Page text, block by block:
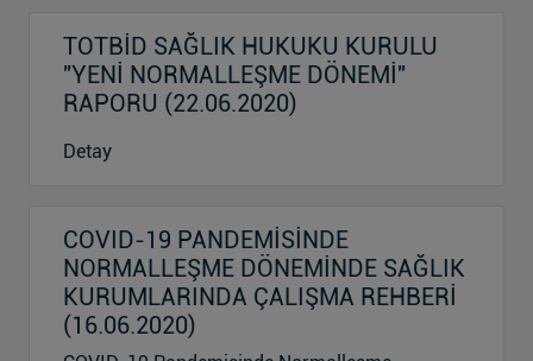
TOTBİD SAĞLIK HUKUKU KURULU
"YENİ NORMALLEŞME DÖNEMİ"
RAPORU (22.06.2020)
Detay
COVID-19 PANDEMİSİNDE
NORMALLEŞME DÖNEMİNDE SAĞLIK
KURUMLARINDA ÇALIŞMA REHBERİ
(16.06.2020)